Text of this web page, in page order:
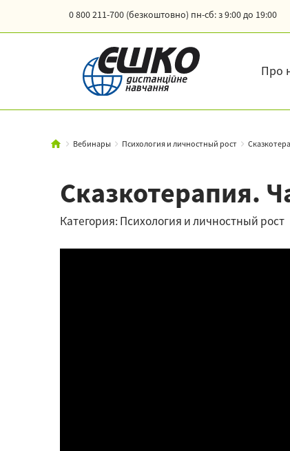
0 800 211-700 (безкоштовно) пн-сб: з 9:00 до 19:00
Про
Вебинары Психология и личностный рост
Сказкотерапия.
Категория: Психология и личностный рост